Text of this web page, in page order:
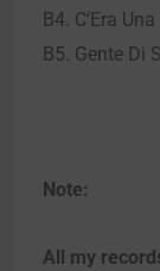
B4. C’Era
B5. Gente Di
Note:
All my